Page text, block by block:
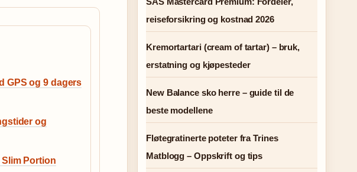
GPS og 9 dagers
og
Portion
reiseforsikring og kostnad 2026
Kremortartari (cream of tartar) – bruk,
erstatning og kjøpesteder
New Balance sko herre – guide til de
beste modellene
Fløtegratinerte poteter fra Trines
Matblogg – Oppskrift og tips